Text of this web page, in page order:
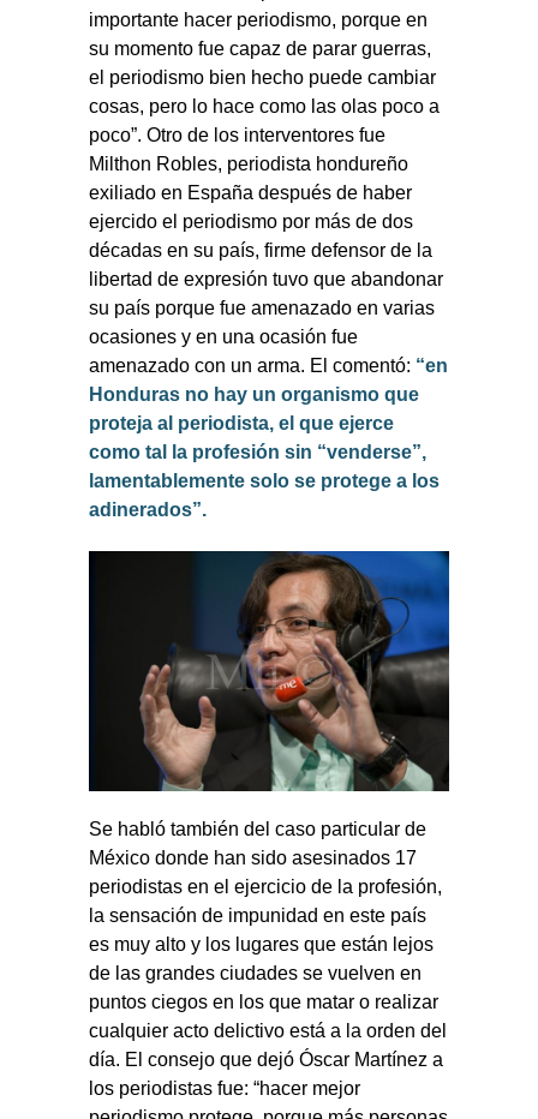
importante hacer periodismo, porque en
su momento fue capaz de parar guerras,
el periodismo bien hecho puede cambiar
cosas, pero lo hace como las olas poco a
poco”. Otro de los interventores fue
Milthon Robles, periodista hondureño
exiliado en España después de haber
ejercido el periodismo por más de dos
décadas en su país, firme defensor de la
libertad de expresión tuvo que abandonar
su país porque fue amenazado en varias
ocasiones y en una ocasión fue
amenazado con un arma. El comentó: “en
Honduras no hay un organismo que
proteja al periodista, el que ejerce
como tal la profesión sin “venderse”,
lamentablemente solo se protege a los
adinerados”.
Se habló también del caso particular de
México donde han sido asesinados 17
periodistas en el ejercicio de la profesión,
la sensación de impunidad en este país
es muy alto y los lugares que están lejos
de las grandes ciudades se vuelven en
puntos ciegos en los que matar o realizar
cualquier acto delictivo está a la orden del
día. El consejo que dejó Óscar Martínez a
los periodistas fue: “hacer mejor